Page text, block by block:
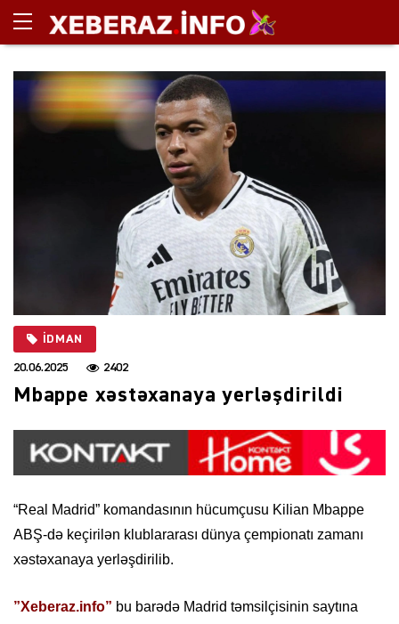
İDMAN
20.06.2025 2402
Mbappe xəstəxanaya yerləşdirildi
“Real Madrid” komandasının hücumçusu Kilian Mbappe
ABŞ-də keçirilən klublararası dünya çempionatı zamanı
xəstəxanaya yerləşdirilib.
”Xeberaz.info” bu barədə Madrid təmsilçisinin saytına